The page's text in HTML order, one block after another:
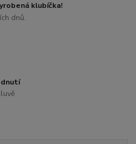
klubíčka!
dnů.